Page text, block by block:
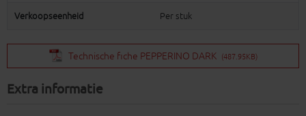
Verkoopseenheid Per stuk
Technische fiche PEPPERINO DARK (487.95KB)
Extra informatie